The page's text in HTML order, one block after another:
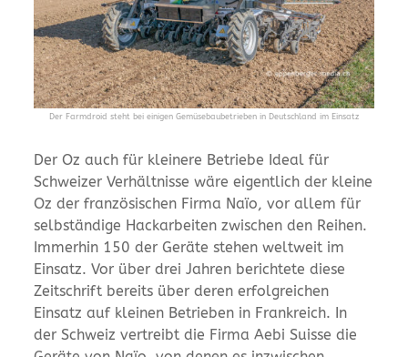
Der Farmdroid steht bei einigen Gemüsebaubetrieben in Deutschland im Einsatz
Der Oz auch für kleinere Betriebe Ideal für
Schweizer Verhältnisse wäre eigentlich der kleine
Oz der französischen Firma Naïo, vor allem für
selbständige Hackarbeiten zwischen den Reihen.
Immerhin 150 der Geräte stehen weltweit im
Einsatz. Vor über drei Jahren berichtete diese
Zeitschrift bereits über deren erfolgreichen
Einsatz auf kleinen Betrieben in Frankreich. In
der Schweiz vertreibt die Firma Aebi Suisse die